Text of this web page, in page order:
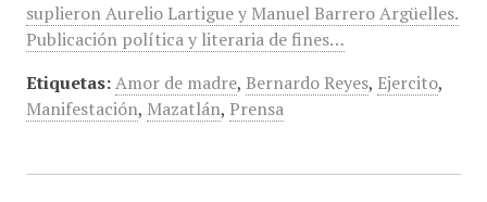
suplieron Aurelio Lartigue y Manuel Barrero Argüelles.
Publicación política y literaria de fines…
Etiquetas: Amor de madre, Bernardo Reyes, Ejercito,
Manifestación, Mazatlán, Prensa